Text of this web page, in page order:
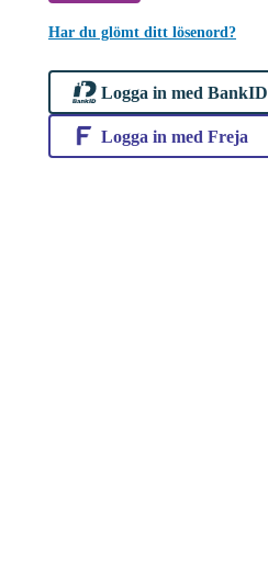
Har du glömt ditt lösenord?
Logga in med BankID
Logga in med Freja